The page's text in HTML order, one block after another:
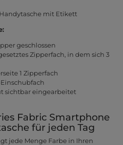
mit Etikett
geschlossen
Zipperfach, in dem sich 3
1 Zipperfach
sichtbar eingearbeitet
Fabric Smartphone
für jeden Tag
jede Menge Farbe in Ihren